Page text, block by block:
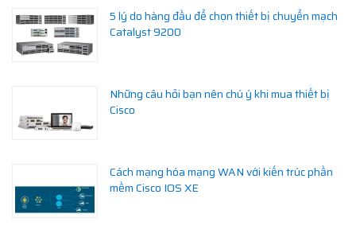
5 lý do hàng đầu để chọn thiết bị chuyển mạch
Catalyst 9200
Những câu hỏi bạn nên chú ý khi mua thiết bị
Cisco
Cách mạng hóa mạng WAN với kiến trúc phần
mềm Cisco IOS XE